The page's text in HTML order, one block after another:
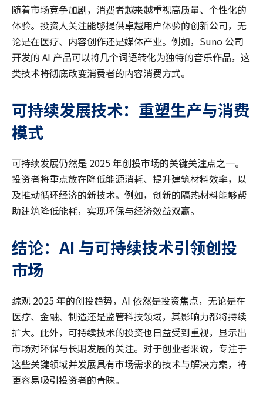
随着市场竞争加剧，消费者越来越重视高质量、个性化的
体验。投资人关注能够提供卓越用户体验的创新公司，无
论是在医疗、内容创作还是媒体产业。例如，Suno 公司
开发的 AI 产品可以将几个词语转化为独特的音乐作品，这
类技术将彻底改变消费者的内容消费方式。
可持续发展技术：重塑生产与消费
模式
可持续发展仍然是 2025 年创投市场的关键关注点之一。
投资者将重点放在降低能源消耗、提升建筑材料效率，以
及推动循环经济的新技术。例如，创新的隔热材料能够帮
助建筑降低能耗，实现环保与经济效益双赢。
结论： AI 与可持续技术引领创投
市场
综观 2025 年的创投趋势，AI 依然是投资焦点，无论是在
医疗、金融、制造还是监管科技领域，其影响力都将持续
扩大。此外，可持续技术的投资也日益受到重视，显示出
市场对环保与长期发展的关注。对于创业者来说，专注于
这些关键领域并发展具有市场需求的技术与解决方案，将
更容易吸引投资者的青睐。